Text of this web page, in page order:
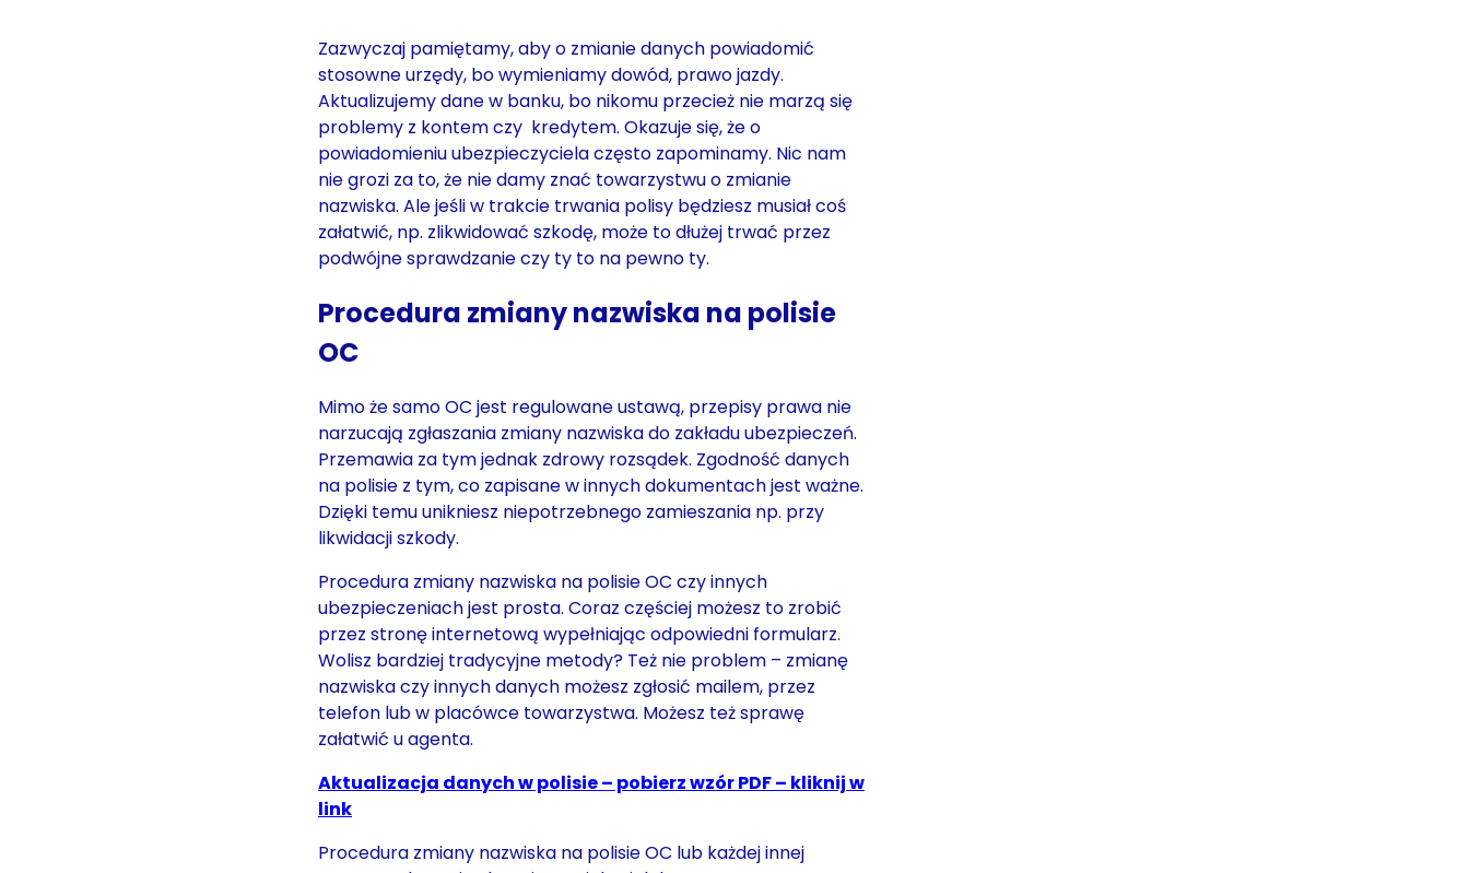
Zazwyczaj pamiętamy, aby o zmianie danych powiadomić
stosowne urzędy, bo wymieniamy dowód, prawo jazdy.
Aktualizujemy dane w banku, bo nikomu przecież nie marzą się
problemy z kontem czy kredytem. Okazuje się, że o
powiadomieniu ubezpieczyciela często zapominamy. Nic nam
nie grozi za to, że nie damy znać towarzystwu o zmianie
nazwiska. Ale jeśli w trakcie trwania polisy będziesz musiał coś
załatwić, np. zlikwidować szkodę, może to dłużej trwać przez
podwójne sprawdzanie czy ty to na pewno ty.
Procedura zmiany nazwiska na polisie
OC
Mimo że samo OC jest regulowane ustawą, przepisy prawa nie
narzucają zgłaszania zmiany nazwiska do zakładu ubezpieczeń.
Przemawia za tym jednak zdrowy rozsądek. Zgodność danych
na polisie z tym, co zapisane w innych dokumentach jest ważne.
Dzięki temu unikniesz niepotrzebnego zamieszania np. przy
likwidacji szkody.
Procedura zmiany nazwiska na polisie OC czy innych
ubezpieczeniach jest prosta. Coraz częściej możesz to zrobić
przez stronę internetową wypełniając odpowiedni formularz.
Wolisz bardziej tradycyjne metody? Też nie problem – zmianę
nazwiska czy innych danych możesz zgłosić mailem, przez
telefon lub w placówce towarzystwa. Możesz też sprawę
załatwić u agenta.
Aktualizacja danych w polisie – pobierz wzór PDF – kliknij w
link
Procedura zmiany nazwiska na polisie OC lub każdej innej